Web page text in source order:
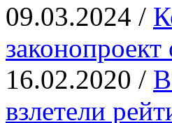
09.03.2024 /
16.02.2020 /
взлетели